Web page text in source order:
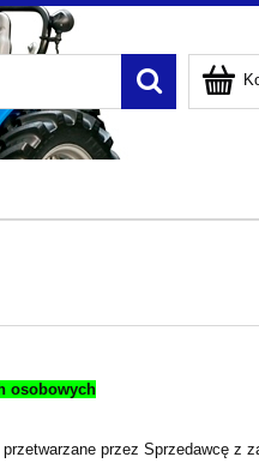
osobowych
przez Sprzedawcę z